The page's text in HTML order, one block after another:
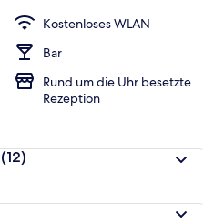
Kostenloses WLAN
Bar
Rund um die Uhr besetzte
Rezeption
(12)